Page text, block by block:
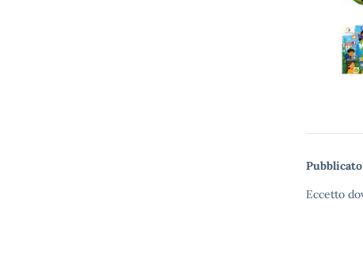
Eccetto